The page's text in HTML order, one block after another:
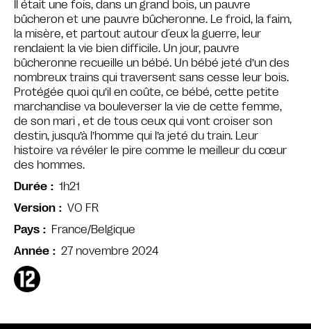
Il était une fois, dans un grand bois, un pauvre
bûcheron et une pauvre bûcheronne. Le froid, la faim,
la misère, et partout autour d´eux la guerre, leur
rendaient la vie bien difficile. Un jour, pauvre
bûcheronne recueille un bébé. Un bébé jeté d’un des
nombreux trains qui traversent sans cesse leur bois.
Protégée quoi qu’il en coûte, ce bébé, cette petite
marchandise va bouleverser la vie de cette femme,
de son mari , et de tous ceux qui vont croiser son
destin, jusqu’à l’homme qui l’a jeté du train. Leur
histoire va révéler le pire comme le meilleur du cœur
des hommes.
Durée
1h21
Version
VO FR
Pays
France/Belgique
Année
27 novembre 2024